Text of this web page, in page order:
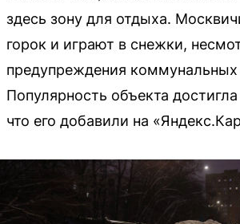
здесь зону для отдыха.
горок и играют в снежки,
предупреждения
Популярность объекта
что его добавили на